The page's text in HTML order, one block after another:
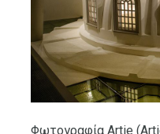
Φωτογραφία Artie